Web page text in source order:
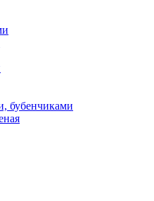
бубенчиками